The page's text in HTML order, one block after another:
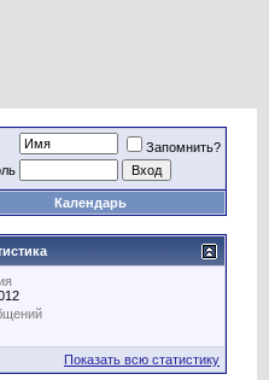
Запомнить?
Календарь
Показать всю статистику